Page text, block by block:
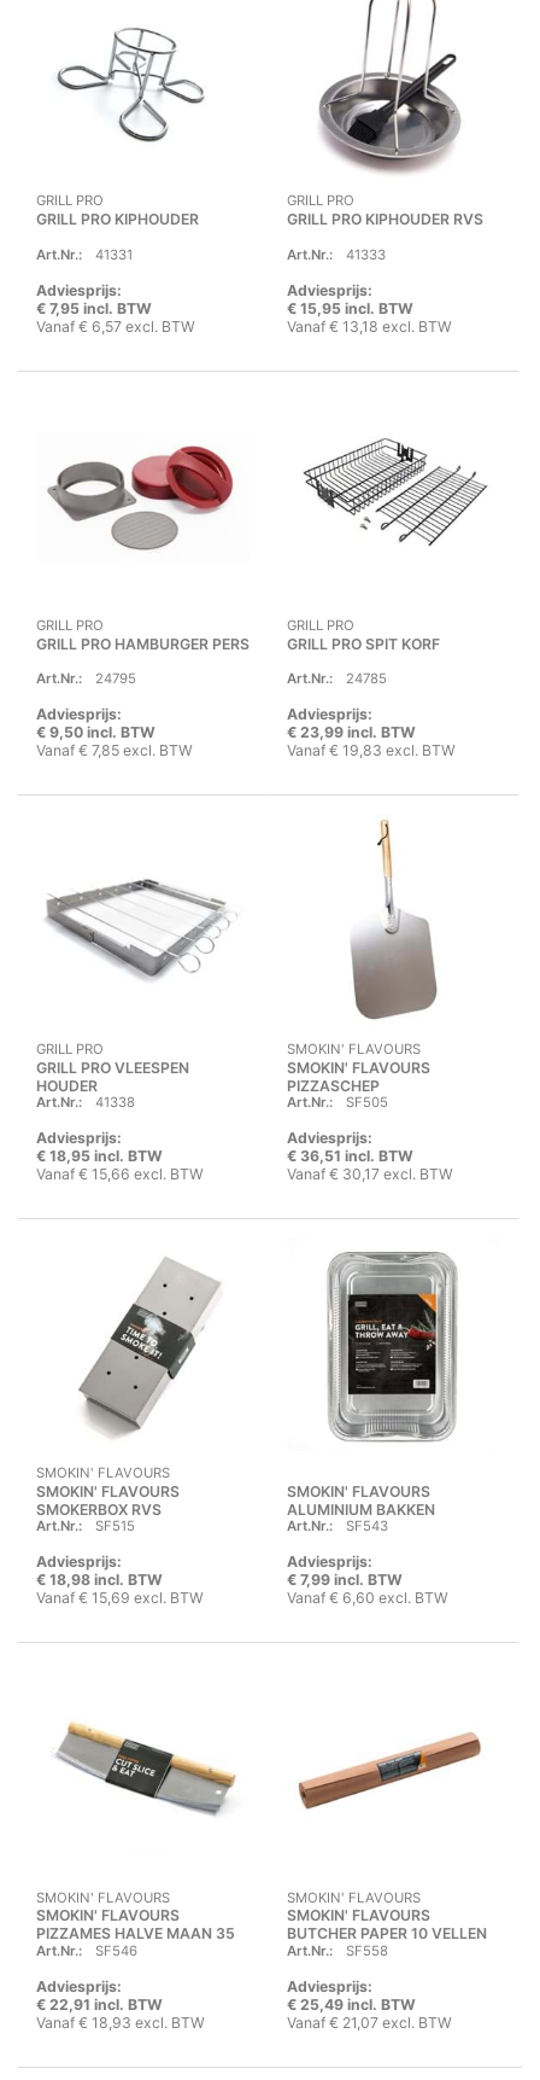
GRILL PRO
GRILL PRO KIPHOUDER
Art.Nr.: 41331
Adviesprijs:
€ 7,95 incl. BTW
Vanaf € 6,57 excl. BTW
GRILL PRO
GRILL PRO KIPHOUDER RVS
Art.Nr.: 41333
Adviesprijs:
€ 15,95 incl. BTW
Vanaf € 13,18 excl. BTW
GRILL PRO
GRILL PRO HAMBURGER PERS
Art.Nr.: 24795
Adviesprijs:
€ 9,50 incl. BTW
Vanaf € 7,85 excl. BTW
GRILL PRO
GRILL PRO SPIT KORF
Art.Nr.: 24785
Adviesprijs:
€ 23,99 incl. BTW
Vanaf € 19,83 excl. BTW
GRILL PRO
GRILL PRO VLEESPEN
HOUDER
Art.Nr.: 41338
Adviesprijs:
€ 18,95 incl. BTW
Vanaf € 15,66 excl. BTW
SMOKIN' FLAVOURS
SMOKIN' FLAVOURS
PIZZASCHEP
Art.Nr.: SF505
Adviesprijs:
€ 36,51 incl. BTW
Vanaf € 30,17 excl. BTW
SMOKIN' FLAVOURS
SMOKIN' FLAVOURS
SMOKERBOX RVS
Art.Nr.: SF515
Adviesprijs:
€ 18,98 incl. BTW
Vanaf € 15,69 excl. BTW
SMOKIN' FLAVOURS
ALUMINIUM BAKKEN
Art.Nr.: SF543
Adviesprijs:
€ 7,99 incl. BTW
Vanaf € 6,60 excl. BTW
SMOKIN' FLAVOURS
SMOKIN' FLAVOURS
PIZZAMES HALVE MAAN 35
CM
Art.Nr.: SF546
Adviesprijs:
€ 22,91 incl. BTW
Vanaf € 18,93 excl. BTW
SMOKIN' FLAVOURS
SMOKIN' FLAVOURS
BUTCHER PAPER 10 VELLEN
Art.Nr.: SF558
Adviesprijs:
€ 25,49 incl. BTW
Vanaf € 21,07 excl. BTW